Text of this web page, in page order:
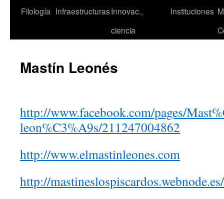
contenido
Filología InfraestructurasInnovac.,
ciencia
Instituciones
Mastín Leonés
http://www.facebook.com/pages/
leon%C3%A9s/211247004862
http://www.elmastinleones.com
http://mastineslospiscardos.webnode.es/